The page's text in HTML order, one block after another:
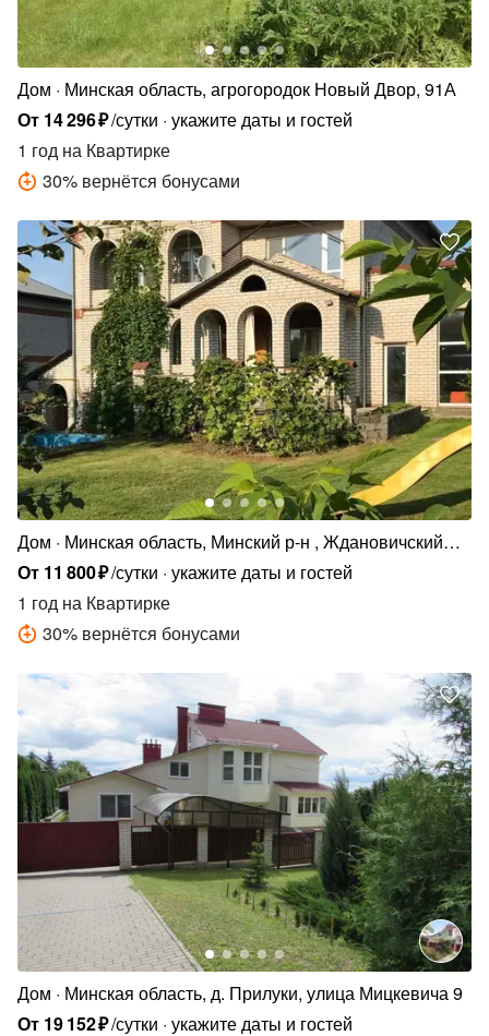
Дом
Минская область, агрогородок Новый Двор, 91А
От 14296₽/сутки укажите даты и гостей
1 год на Квартирке
30% вернётся бонусами
Дом
Минская область, Минский р-н , Ждановичский
сельсовет, агрогородок Ратомка, Красивая ул., 17
От 11 800₽/сутки укажите даты и гостей
1 год на Квартирке
30% вернётся бонусами
Дом
Минская область, д. Прилуки, улица Мицкевича 9
От 19152₽/сутки укажите даты и гостей